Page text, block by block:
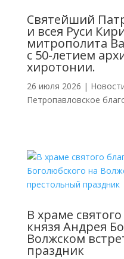
Святейший
и всея Руси
митрополита
с 50-летием
хиротонии.
26 июля 2026 |
Петропавловское
В храме
князя Андрея
Волжском
праздник